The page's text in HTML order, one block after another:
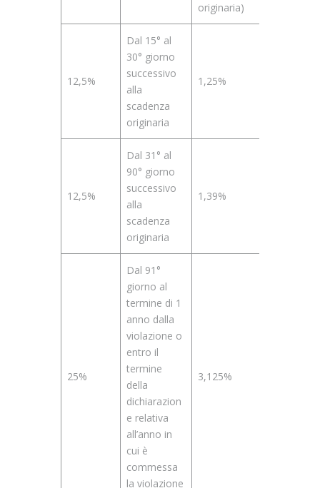
originaria)
12,5%
Dal 15° al
30° giorno
successivo
alla
scadenza
originaria
1,25%
12,5%
Dal 31° al
90° giorno
successivo
alla
scadenza
originaria
1,39%
25%
Dal 91°
giorno al
termine di 1
anno dalla
violazione o
entro il
termine
della
dichiarazion
e relativa
all’anno in
cui è
commessa
la violazione
3,125%